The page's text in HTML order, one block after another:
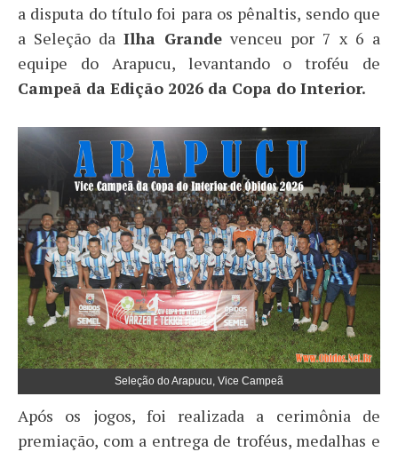
a disputa do título foi para os pênaltis, sendo que
a Seleção da Ilha Grande venceu por 7 x 6 a
equipe do Arapucu, levantando o troféu de
Campeã da Edição 2026 da Copa do Interior.
Seleção do Arapucu, Vice Campeã
Após os jogos, foi realizada a cerimônia de
premiação, com a entrega de troféus, medalhas e